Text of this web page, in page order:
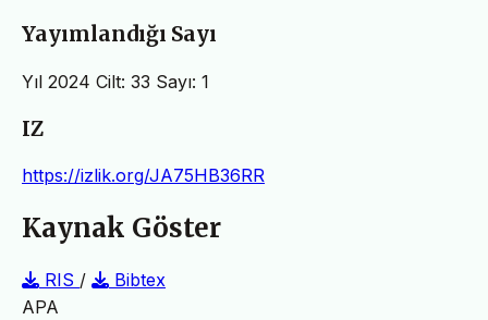
Yayımlandığı Sayı
Yıl 2024 Cilt: 33 Sayı: 1
IZ
https://izlik.org/JA75HB36RR
Kaynak Göster
RIS /
Bibtex
APA